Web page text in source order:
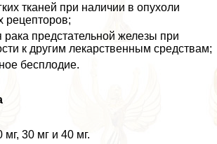
тканей при наличии в опухоли
рецепторов;
paка предстательной железы при
к другим лекарственным средствам;
бесплодие.
мг, 30 мг и 40 мг.